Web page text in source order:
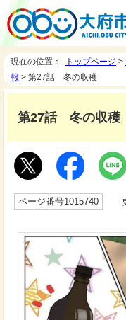
現在の位置： トップページ >
報 > 第27話 冬の収穫
第27話 冬の収穫
ページ番号1015740